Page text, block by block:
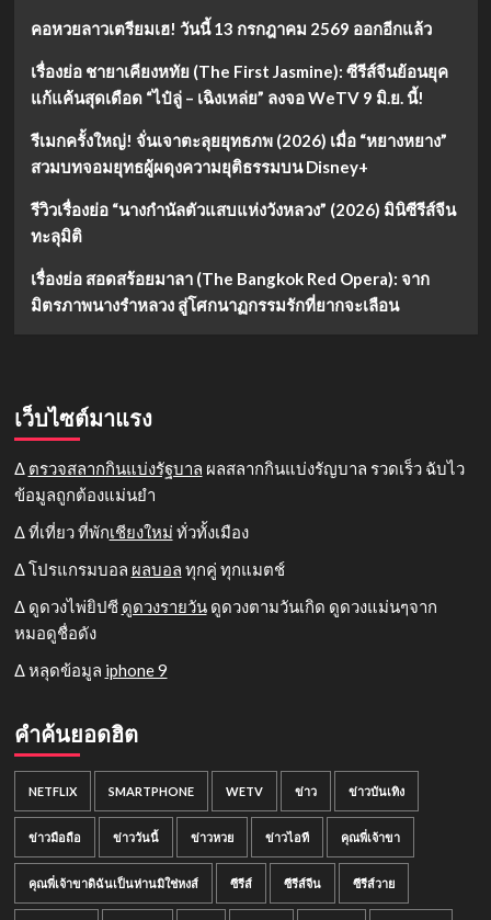
คอหวยลาวเตรียมเฮ! วันนี้ 13 กรกฎาคม 2569 ออกอีกแล้ว
เรื่องย่อ ชายาเคียงหทัย (The First Jasmine): ซีรีส์จีนย้อนยุค
แก้แค้นสุดเดือด “ไป๋ลู่ – เฉิงเหล่ย” ลงจอ WeTV 9 มิ.ย. นี้!
รีเมกครั้งใหญ่! จั่นเจาตะลุยยุทธภพ (2026) เมื่อ “หยางหยาง”
สวมบทจอมยุทธผู้ผดุงความยุติธรรมบน Disney+
รีวิวเรื่องย่อ “นางกำนัลตัวแสบแห่งวังหลวง” (2026) มินิซีรีส์จีน
ทะลุมิติ
เรื่องย่อ สอดสร้อยมาลา (The Bangkok Red Opera): จาก
มิตรภาพนางรำหลวง สู่โศกนาฏกรรมรักที่ยากจะเลือน
เว็บไซต์มาแรง
Δ ตรวจสลากกินแบ่งรัฐบาล ผลสลากกินแบ่งรัญบาล รวดเร็ว ฉับไว
ข้อมูลถูกต้องแม่นยำ
Δ ที่เที่ยว ที่พักเชียงใหม่ ทั่วทั้งเมือง
Δ โปรแกรมบอล ผลบอล ทุกคู่ ทุกแมตช์
Δ ดูดวงไพ่ยิปซี ดูดวงรายวันดูดวงตามวันเกิด ดูดวงแม่นๆจาก
หมอดูชื่อดัง
Δ หลุดข้อมูล iphone 9
คำค้นยอดฮิต
NETFLIX SMARTPHONE WETV ข่าว ข่าวบันเทิง
ข่าวมือถือ ข่าววันนี้ ข่าวหวย ข่าวไอที คุณพี่เจ้าขา
คุณพี่เจ้าขาดิฉันเป็นห่านมิใช่หงส์ ซีรีส์ ซีรีส์จีน ซีรีส์วาย